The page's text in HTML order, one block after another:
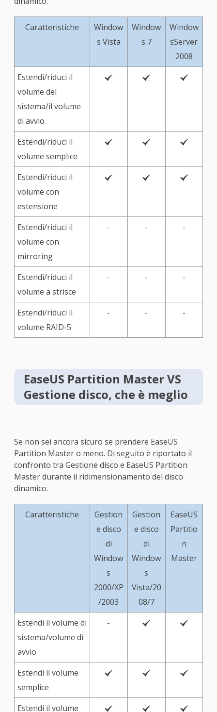
Caratteristiche
Window
s Vista
Window
s 7
Window
sServer
2008
Estendi/riduci il
volume del
sistema/il volume
di avvio
  
Estendi/riduci il
volume semplice
  
Estendi/riduci il
volume con
estensione
  
Estendi/riduci il
volume con
mirroring
- - -
Estendi/riduci il
volume a strisce
- - -
Estendi/riduci il
volume RAID-5
- - -
EaseUS Partition Master VS
Gestione disco, che è meglio
Se non sei ancora sicuro se prendere EaseUS
Partition Master o meno. Di seguito è riportato il
confronto tra Gestione disco e EaseUS Partition
Master durante il ridimensionamento del disco
dinamico.
Caratteristiche
Gestion
e disco
di
Window
s
2000/XP
/2003
Gestion
e disco
di
Window
s
Vista/20
08/7
EaseUS
Partitio
n
Master
Estendi il volume di
sistema/volume di
avvio
-  
Estendi il volume
semplice
  
Estendi il volume
  